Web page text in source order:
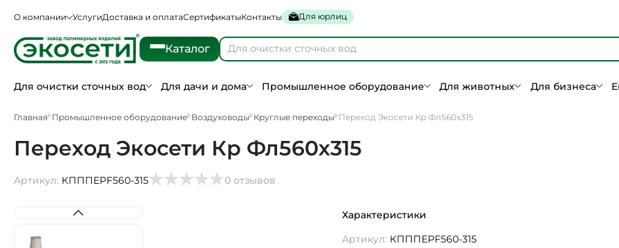
О компании УслугиДоставка и оплатаСертификатыКонтакты Для юрлиц
Каталог
Для очистки сточных вод Для дачи и дома Промышленное оборудование Для животных Для бизнеса
Главная Промышленное оборудование Воздуховоды Круглые переходы Переход Экосети Кр Фл560х315
Переход Экосети Кр Фл560х315
Артикул: КПППEPF560-315 0 отзывов
Характеристики
Артикул: КПППEPF560-315